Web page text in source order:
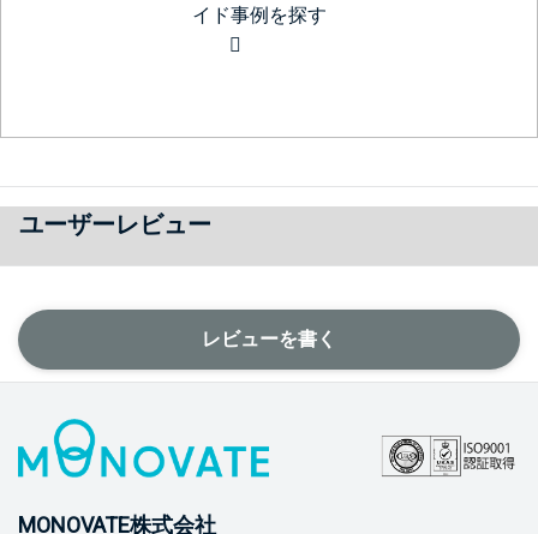
イド事例を探す
ユーザーレビュー
レビューを書く
MONOVATE株式会社